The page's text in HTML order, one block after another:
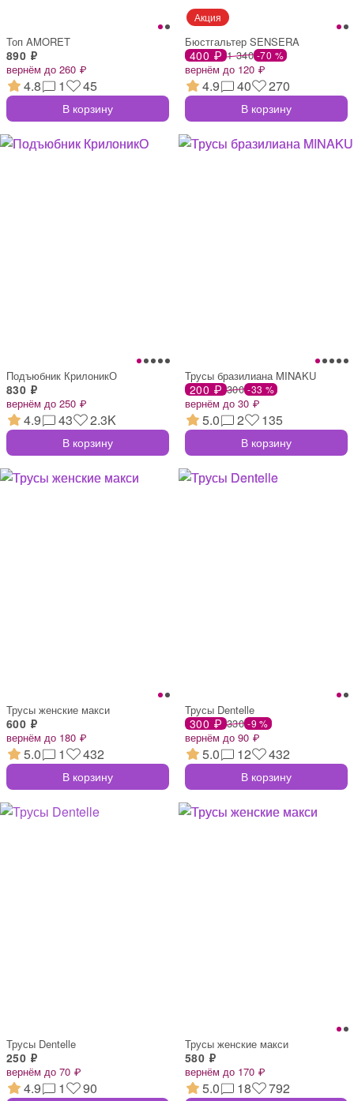
Топ AMORET
890 ₽
вернём до 260 ₽
4.8 1 45
В корзину
Бюстгальтер SENSERA
400 ₽ 1 340 -70 %
вернём до 120 ₽
4.9 40 270
В корзину
Подъюбник КрилоникО
830 ₽
вернём до 250 ₽
4.9 43 2.3K
В корзину
Трусы бразилиана MINAKU
200 ₽ 300 -33 %
вернём до 30 ₽
5.0 2 135
В корзину
Трусы женские макси
600 ₽
вернём до 180 ₽
5.0 1 432
В корзину
Трусы Dentelle
300 ₽ 330 -9 %
вернём до 90 ₽
5.0 12 432
В корзину
Трусы Dentelle
250 ₽
вернём до 70 ₽
4.9 1 90
Трусы женские макси
580 ₽
вернём до 170 ₽
5.0 18 792